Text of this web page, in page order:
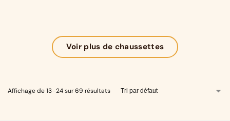
Voir plus de chaussettes
Affichage de 13–24 sur 69 résultats